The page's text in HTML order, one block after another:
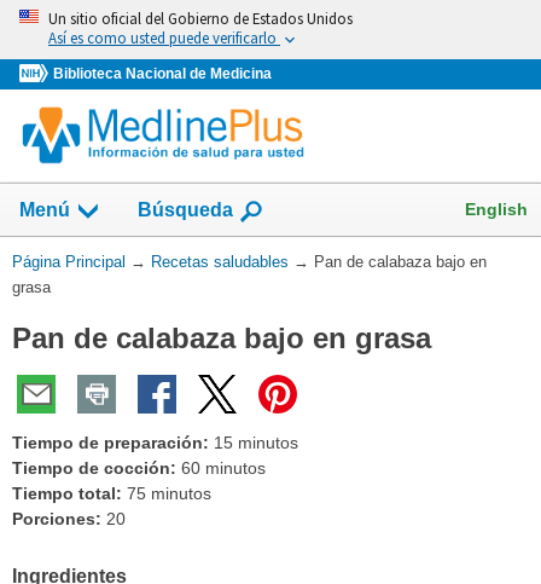
Omita
vaya
al
Contenido
Un sitio oficial del Gobierno de Estados Unidos
Así es como usted puede verificarlo
Biblioteca Nacional de Medicina
Menú
Mostrar
campo
de
Búsqueda English
Usted
está
Página Principal → Recetas saludables → Pan de calabaza bajo en
grasa
Pan de calabaza bajo en grasa
Tiempo de preparación: 15 minutos
Tiempo de cocción: 60 minutos
Tiempo total: 75 minutos
Porciones: 20
Ingredientes